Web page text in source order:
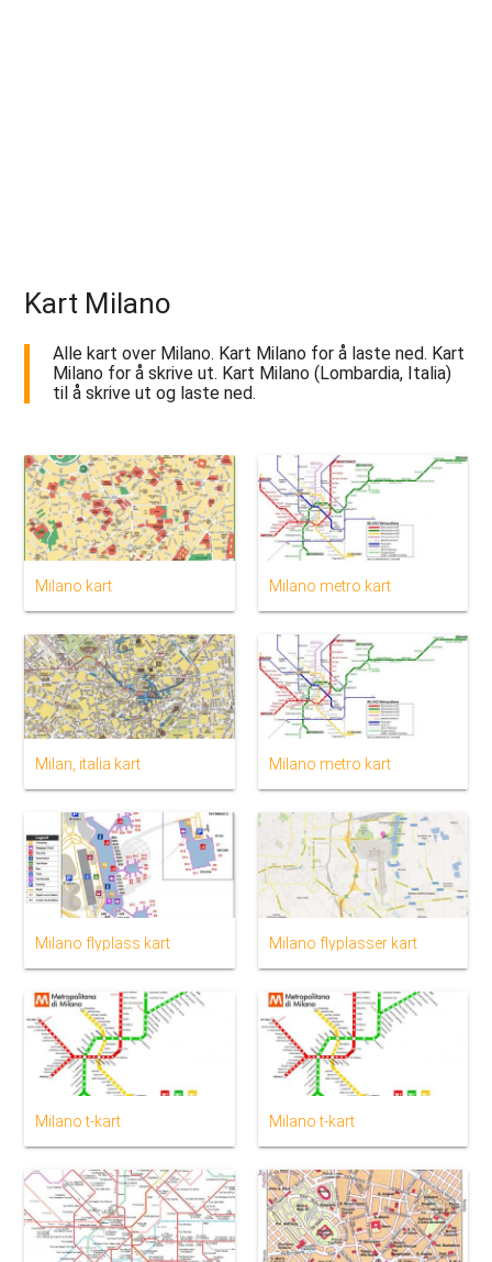
Kart Milano
Alle kart over Milano. Kart Milano for å laste ned. Kart
Milano for å skrive ut. Kart Milano (Lombardia, Italia)
til å skrive ut og laste ned.
Milano kart Milano metro kart
Milan, italia kart Milano metro kart
Milano flyplass kart Milano flyplasser kart
Milano t-kart Milano t-kart